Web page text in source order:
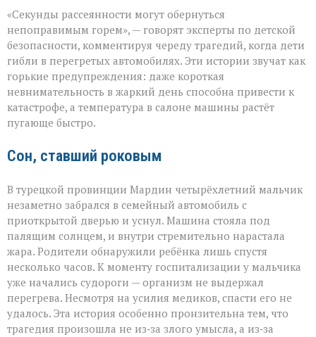
не
прощает
невнимательности:
трагедии
в
раскалённых
машинах»
«Секунды рассеянности могут обернуться
непоправимым горем», — говорят эксперты по детской
безопасности, комментируя череду трагедий, когда дети
гибли в перегретых автомобилях. Эти истории звучат как
горькие предупреждения: даже короткая
невнимательность в жаркий день способна привести к
катастрофе, а температура в салоне машины растёт
пугающе быстро.
Сон, ставший роковым
В турецкой провинции Мардин четырёхлетний мальчик
незаметно забрался в семейный автомобиль с
приоткрытой дверью и уснул. Машина стояла под
палящим солнцем, и внутри стремительно нарастала
жара. Родители обнаружили ребёнка лишь спустя
несколько часов. К моменту госпитализации у мальчика
уже начались судороги — организм не выдержал
перегрева. Несмотря на усилия медиков, спасти его не
удалось. Эта история особенно пронзительна тем, что
трагедия произошла не из‑за злого умысла, а из‑за